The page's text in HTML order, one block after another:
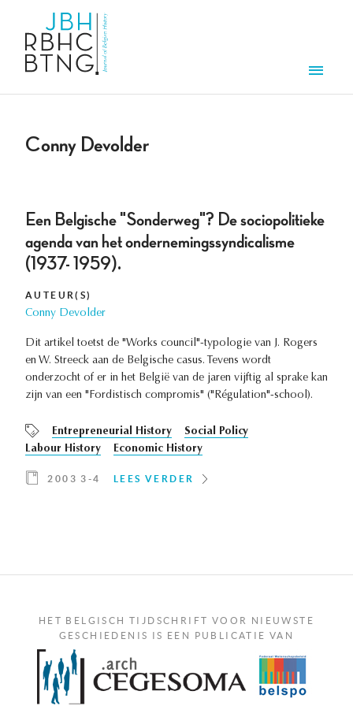
Conny Devolder
Een Belgische "Sonderweg"? De sociopolitieke
agenda van het ondernemingssyndicalisme
(1937- 1959).
AUTEUR(S)
Conny Devolder
Dit artikel toetst de "Works council"-typologie van J. Rogers
en W. Streeck aan de Belgische casus. Tevens wordt
onderzocht of er in het België van de jaren vijftig al sprake kan
zijn van een "Fordistisch compromis" ("Régulation"-school).
Entrepreneurial History
Social Policy
Labour History
Economic History
2003 3-4 LEES VERDER
HET BELGISCH TIJDSCHRIFT VOOR NIEUWSTE
GESCHIEDENIS IS EEN PUBLICATIE VAN